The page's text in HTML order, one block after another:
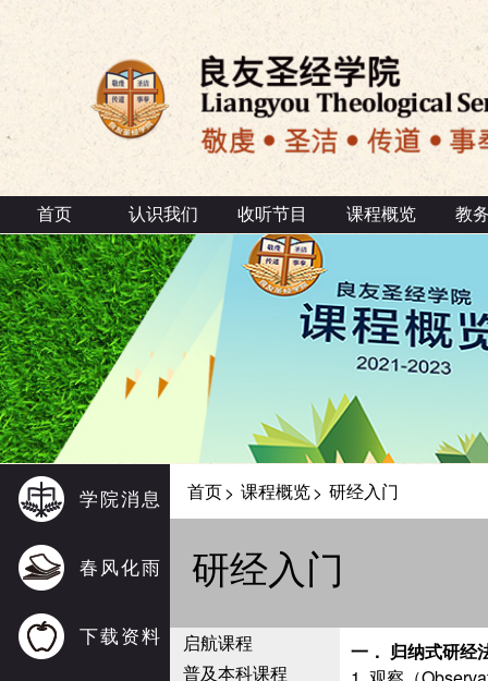
首页 认识我们 收听节目 课程概览 教
学院消息
春风化雨
下载资料
首页> 课程概览> 研经入门
研经入门
启航课程
普及本科课程
一． 归纳式研经